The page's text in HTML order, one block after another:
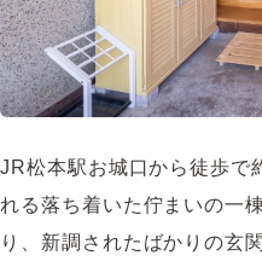
JR松本駅お城口から徒歩で
れる落ち着いた佇まいの一
り、新調されたばかりの玄